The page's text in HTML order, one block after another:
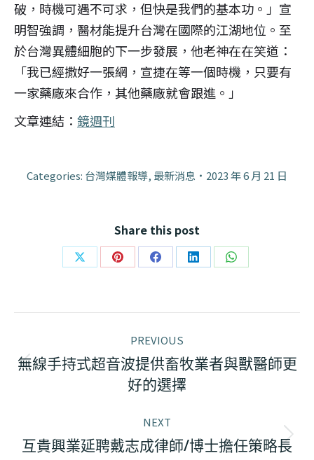
破，時機可遇不可求，但快是我們的基本功。」宣
明智強調，醫材能提升台灣在國際的江湖地位。至
於台灣異體細胞的下一步發展，他老神在在笑道：
「我已經撒好一張網，宣捷在等一個時機，只要有
一家藥廠來合作，其他藥廠就會跟進。」
文章連結： 鏡週刊
Categories: 台灣媒體報導, 最新消息 2023 年 6 月 21 日
Share this post
Share
X
Share
Pinterest
Share
Facebook
Share
LinkedIn
Share
WhatsApp
navigation
PREVIOUS
Previous
post:
無線手持式超音波提供畜牧業者與獸醫師更
好的選擇
NEXT
Next
互貴興業延聘戴志成律師/博士擔任策略長